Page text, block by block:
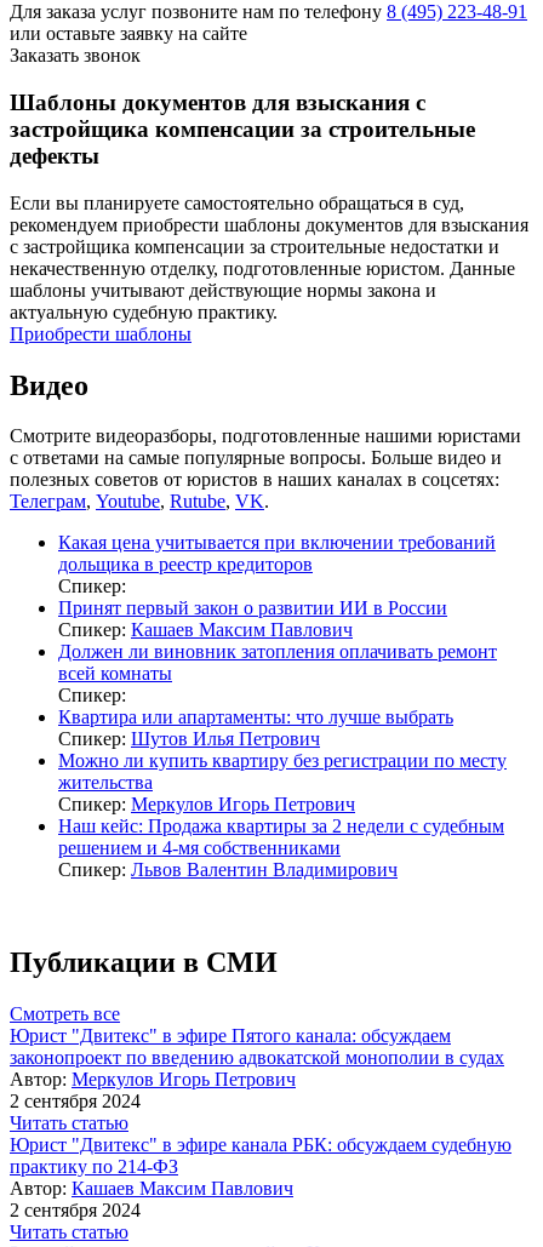
Для заказа услуг позвоните нам по телефону 8 (495) 223-48-91
или оставьте заявку на сайте
Заказать звонок
Шаблоны документов для взыскания с
застройщика компенсации за строительные
дефекты
Если вы планируете самостоятельно обращаться в суд,
рекомендуем приобрести шаблоны документов для взыскания
с застройщика компенсации за строительные недостатки и
некачественную отделку, подготовленные юристом. Данные
шаблоны учитывают действующие нормы закона и
актуальную судебную практику.
Приобрести шаблоны
Видео
Смотрите видеоразборы, подготовленные нашими юристами
с ответами на самые популярные вопросы. Больше видео и
полезных советов от юристов в наших каналах в соцсетях:
Телеграм, Youtube, Rutube, VK.
Какая цена учитывается при включении требований
дольщика в реестр кредиторов
Спикер:
Принят первый закон о развитии ИИ в России
Спикер: Кашаев Максим Павлович
Должен ли виновник затопления оплачивать ремонт
всей комнаты
Спикер:
Квартира или апартаменты: что лучше выбрать
Спикер: Шутов Илья Петрович
Можно ли купить квартиру без регистрации по месту
жительства
Спикер: Меркулов Игорь Петрович
Наш кейс: Продажа квартиры за 2 недели с судебным
решением и 4-мя собственниками
Спикер: Львов Валентин Владимирович
Публикации в СМИ
Смотреть все
Юрист "Двитекс" в эфире Пятого канала: обсуждаем
законопроект по введению адвокатской монополии в судах
Автор: Меркулов Игорь Петрович
2 сентября 2024
Читать статью
Юрист "Двитекс" в эфире канала РБК: обсуждаем судебную
практику по 214-ФЗ
Автор: Кашаев Максим Павлович
2 сентября 2024
Читать статью